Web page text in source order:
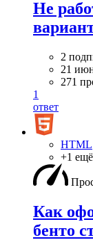
Не
2
21
271
1
ответ
HTML
+1 ещё
Как
бенто